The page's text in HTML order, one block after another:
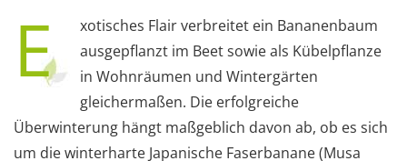
E
xotisches Flair verbreitet ein Bananenbaum
ausgepflanzt im Beet sowie als Kübelpflanze
in Wohnräumen und Wintergärten
gleichermaßen. Die erfolgreiche
Überwinterung hängt maßgeblich davon ab, ob es sich
um die winterharte Japanische Faserbanane (Musa